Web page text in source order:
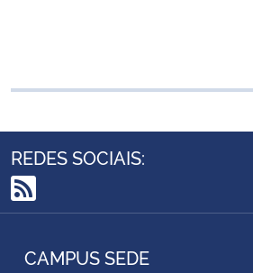
REDES SOCIAIS:
RSS
CAMPUS SEDE